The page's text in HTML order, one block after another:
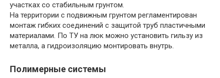
участках со стабильным грунтом.
На территории с подвижным грунтом регламентирован
монтаж гибких соединений с защитой труб пластичными
материалами. По ТУ на люк можно установить гильзу из
металла, а гидроизоляцию монтировать внутрь.
Полимерные системы